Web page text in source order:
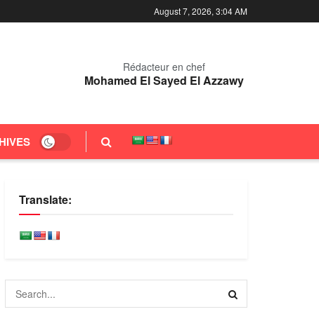
August 7, 2026, 3:04 AM
Rédacteur en chef
Mohamed El Sayed El Azzawy
Translate: